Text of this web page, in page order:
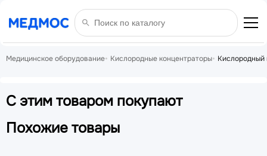
Медицинское оборудование Кислородные концентраторы Кислородный
С этим товаром покупают
Похожие товары